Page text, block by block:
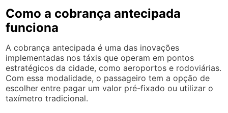
Como a cobrança antecipada
funciona
A cobrança antecipada é uma das inovações
implementadas nos táxis que operam em pontos
estratégicos da cidade, como aeroportos e rodoviárias.
Com essa modalidade, o passageiro tem a opção de
escolher entre pagar um valor pré-fixado ou utilizar o
taxímetro tradicional.